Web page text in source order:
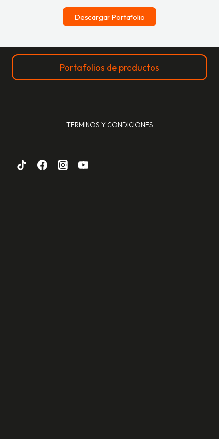
Descargar Portafolio
Portafolios de productos
TERMINOS Y CONDICIONES